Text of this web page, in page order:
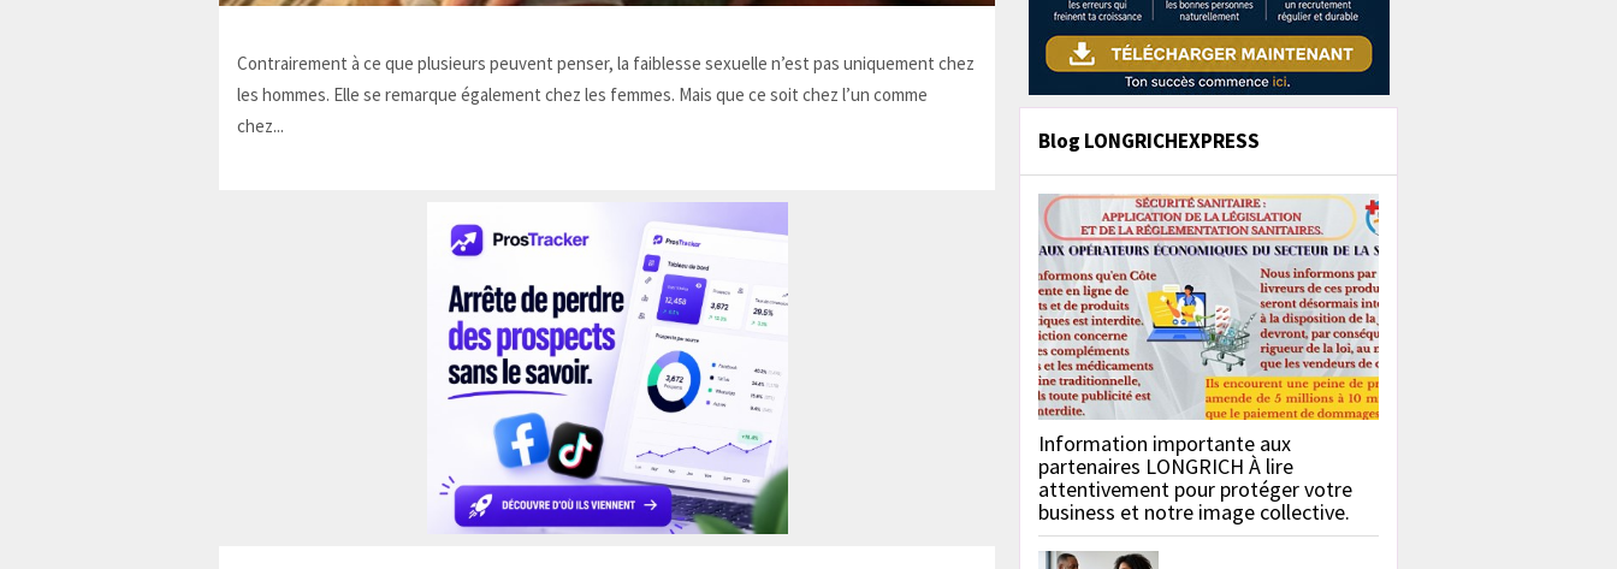
Contrairement à ce que plusieurs peuvent penser, la faiblesse sexuelle n’est pas uniquement chez
les hommes. Elle se remarque également chez les femmes. Mais que ce soit chez l’un comme
chez...
Blog LONGRICHEXPRESS
Information importante aux
partenaires LONGRICH À lire
attentivement pour protéger votre
business et notre image collective.